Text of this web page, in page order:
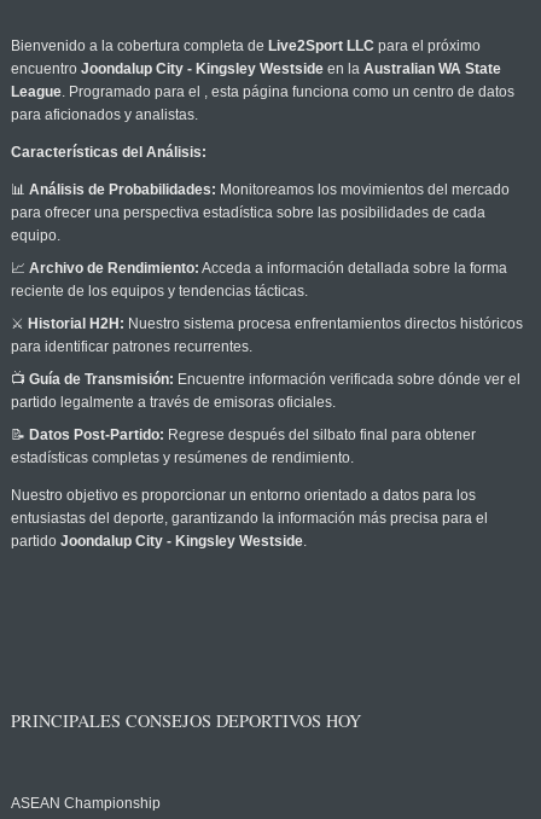
Bienvenido a la cobertura completa de Live2Sport LLC para el próximo
encuentro Joondalup City - Kingsley Westsideen la Australian WA State
League. Programado para el , esta página funciona como un centro de datos
para aficionados y analistas.
Características del Análisis:
📊 Análisis de Probabilidades: Monitoreamos los movimientos del mercado
para ofrecer una perspectiva estadística sobre las posibilidades de cada
equipo.
📈 Archivo de Rendimiento: Acceda a información detallada sobre la forma
reciente de los equipos y tendencias tácticas.
⚔️ Historial H2H: Nuestro sistema procesa enfrentamientos directos históricos
para identificar patrones recurrentes.
📺 Guía de Transmisión: Encuentre información verificada sobre dónde ver el
partido legalmente a través de emisoras oficiales.
📝 Datos Post-Partido: Regrese después del silbato final para obtener
estadísticas completas y resúmenes de rendimiento.
Nuestro objetivo es proporcionar un entorno orientado a datos para los
entusiastas del deporte, garantizando la información más precisa para el
partido Joondalup City - Kingsley Westside.
PRINCIPALES CONSEJOS DEPORTIVOS HOY
ASEAN Championship